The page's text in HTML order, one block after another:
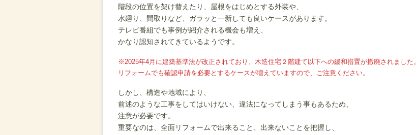
階段の位置を架け替えたり、屋根をはじめとする外装や、
水廻り、間取りなど、ガラッと一新しても良いケースがあります。
テレビ番組でも事例が紹介される機会も増え、
かなり認知されてきているようです。
※2025年4月に建築基準法が改正されており、木造住宅２階建て以下への緩和措置が撤廃されました。
リフォームでも確認申請を必要とするケースが増えていますので、ご注意ください。
しかし、構造や地域により、
前述のような工事をしてはいけない、違法になってしまう事もあるため、
注意が必要です。
重要なのは、全面リフォームで出来ること、出来ないことを把握し、